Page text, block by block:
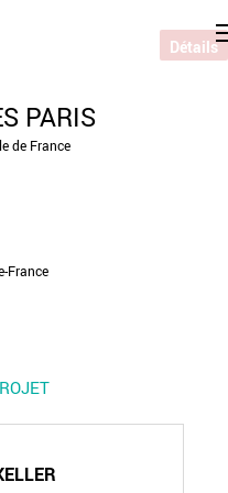
PARIS
de France
France
Détails